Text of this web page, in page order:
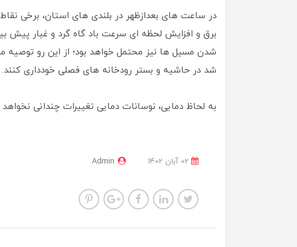
در ساعت های بعدازظهر در بلندی های استان، برخی نقاط
برق و افزایش لحظه ای سرعت باد گاه گرد و غبار پیش‌
شدن مسیل ها نیز محتمل خواهد بود؛ از این رو توصیه
شد در حاشیه و بستر رودخانه های فصلی خودداری کنند.
به لحاظ دمایی، نوسانات دمایی تغییرات چندانی
Admin